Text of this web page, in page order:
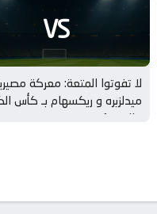
VS
لا تفوتوا المتعة: معركة
ميدلزبره و ريكسهام بـ كأس
– الدور 1